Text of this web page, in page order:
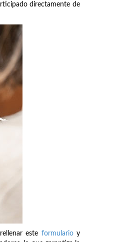
directamente de
este formularioy